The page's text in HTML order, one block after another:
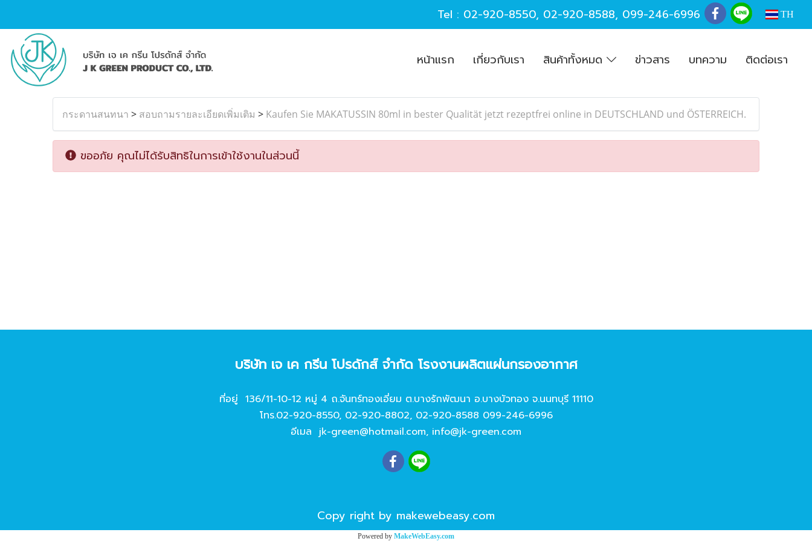
Tel : 02-920-8550, 02-920-8588, 099-246-6996 TH
หน้าแรก เกี่ยวกับเรา สินค้าทั้งหมด ข่าวสาร บทความ ติดต่อเรา
กระดานสนทนา > สอบถามรายละเอียดเพิ่มเติม > Kaufen Sie MAKATUSSIN 80ml in bester Qualität jetzt rezeptfrei online in DEUTSCHLAND und ÖSTERREICH.
ขออภัย คุณไม่ได้รับสิทธิในการเข้าใช้งานในส่วนนี้
บริษัท เจ เค กรีน โปรดักส์ จํากัด โรงงานผลิตแผ่นกรองอากาศ
ที่อยู่ 136/11-10-12 หมู่ 4 ถ.จันทร์ทองเอี่ยม ต.บางรักพัฒนา อ.บางบัวทอง จ.นนทบุรี 11110
โทร.02-920-8550, 02-920-8802, 02-920-8588 099-246-6996
อีเมล jk-green@hotmail.com, info@jk-green.com
Copy right by makewebeasy.com
Powered by MakeWebEasy.com